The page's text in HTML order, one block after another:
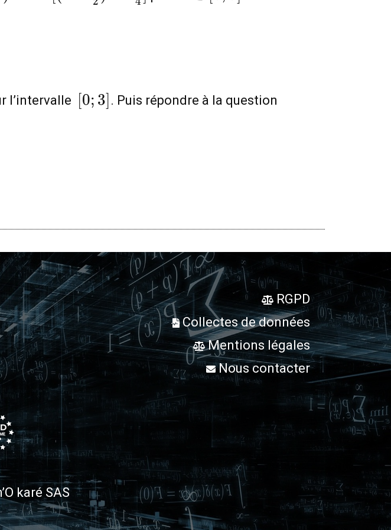
[0;3]
l’intervalle [0;3]
[0; 3] . Puis répondre à la question
RGPD
Collectes de données
Mentions légales
Nous contacter
karé SAS